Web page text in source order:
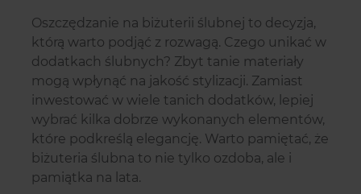
Oszczędzanie na biżuterii ślubnej to decyzja,
którą warto podjąć z rozwagą. Czego unikać w
dodatkach ślubnych? Zbyt tanie materiały
mogą wpłynąć na jakość stylizacji. Zamiast
inwestować w wiele tanich dodatków, lepiej
wybrać kilka dobrze wykonanych elementów,
które podkreślą elegancję. Warto pamiętać, że
biżuteria ślubna to nie tylko ozdoba, ale i
pamiątka na lata.